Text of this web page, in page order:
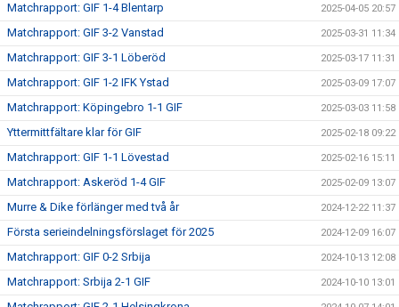
Matchrapport: GIF 1-4 Blentarp 2025-04-05 20:57
Matchrapport: GIF 3-2 Vanstad 2025-03-31 11:34
Matchrapport: GIF 3-1 Löberöd 2025-03-17 11:31
Matchrapport: GIF 1-2 IFK Ystad 2025-03-09 17:07
Matchrapport: Köpingebro 1-1 GIF 2025-03-03 11:58
Yttermittfältare klar för GIF 2025-02-18 09:22
Matchrapport: GIF 1-1 Lövestad 2025-02-16 15:11
Matchrapport: Askeröd 1-4 GIF 2025-02-09 13:07
Murre & Dike förlänger med två år 2024-12-22 11:37
Första serieindelningsförslaget för 2025 2024-12-09 16:07
Matchrapport: GIF 0-2 Srbija 2024-10-13 12:08
Matchrapport: Srbija 2-1 GIF 2024-10-10 13:01